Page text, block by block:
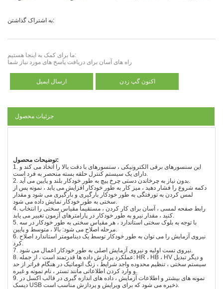
به اشتراک گذاشتن:
ما برای کمک به اینجا هستیم:
راه های آسان برای دریافت پاسخ های مورد نیاز شما
ارسال ایمیل اکنون گپ زدن
جزئیات محصول
توضیحات محصول:
1. این سنسورهای برقی الکترونیکی ، سنسورهای با دقت بالا را اتخاذ می کند و
دارای یک سیستم کنترل حلقه بسته منحصر به فرد است.
2. بدون نیاز به چرخاندن دستی چرخ پیچ به طور خودکار بلند و پایین می آید.
دکمه شروع را فشار دهید ، میز کار به طور خودکار افزایش می یابد ، نمونه پس از
لمس کردن به تورفتگی به طور خودکار بارگیری و بارگیری می شود و مقدار
سختی به طور خودکار نمایش داده می شود.
4. رابط صفحه لمسی ، آسان برای کار کردن ، مستقیماً مقیاس سختی را انتخاب
کنید ، مقدار نیرو به طور خودکار در پارامترهای آزمون تغییر می یابد.
5. با توجه به بلوک سختی استاندارد ، هر مقیاس سختی به طور خودکار در سه
مرحله اصلاح می شود: بالا ، متوسط و پایین.
6. نیروی آزمایش را می توان به طور خودکار توسط یک دینامومتر استاندارد اصلاح
کرد.
7. نیروی تست اولیه و نیروی آزمایش اصلی به طور خودکار اعمال می شود.
8. عملکرد پردازش داده ها قدرتمند است ، از جمله: HR ، HB ، HV و دیگر تبدیل
سیستم سختی ، تنظیم محدوده واجد شرایط ، زنگ اتوماتیک در هنگام فراتر از حد
و وارد کردن اطلاعاتی مانند تستر ، نام نمونه و غیره.
9. نمونه های بیشتر و اطلاعات آزمایش ، داده های اندازه گیری در قالب اکسل در
دیسک USB ذخیره می شود که برای ویرایش و پردازش مناسب است.